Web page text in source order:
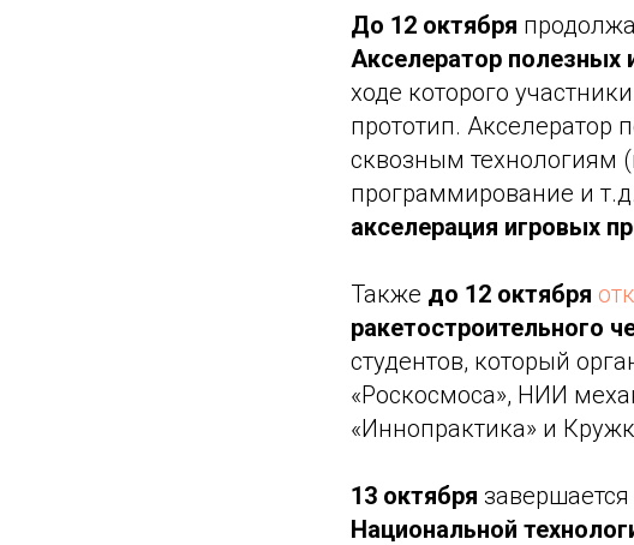
До 12 октября
Акселератор полезных
ходе которого
прототип.
сквозным технологиям
программирование и
акселерация игровых
Также до 12 октября
ракетостроительного
студентов, который
«Роскосмоса», НИИ
«Иннопрактика» и
13 октября завершается
Национальной